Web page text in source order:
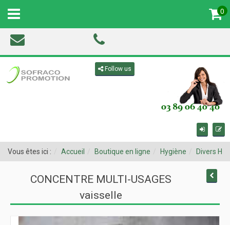
Follow us
0
MENU
Vous êtes ici : Accueil Boutique en ligne Hygiène Divers
CONCENTRE MULTI-USAGES
vaisselle